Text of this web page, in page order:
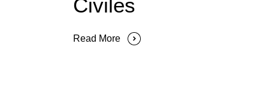
Civiles
Read More